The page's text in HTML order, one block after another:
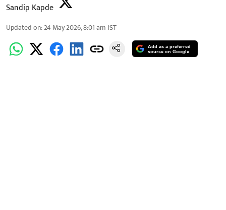
Sandip Kapde
Updated on:24 May 2026, 8:01 am IST
Add as a preferred
source on Google